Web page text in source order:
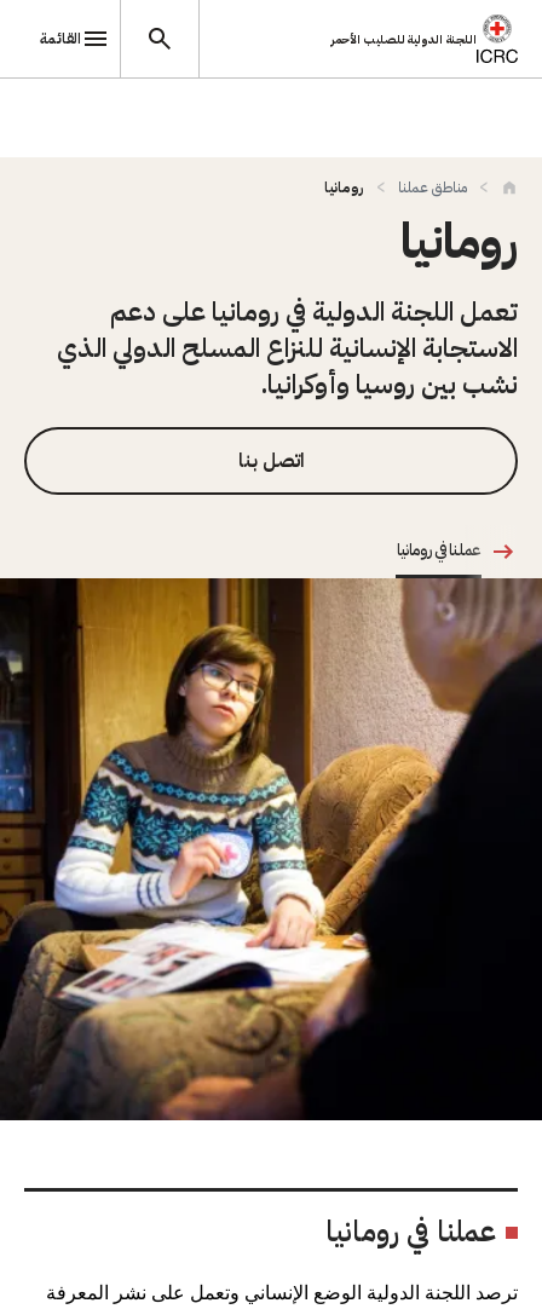
تجاوز إلى المحتوى الرئيسي
اللجنة الدولية للصليب الأحمر القائمة
مناطق عملنا رومانيا
رومانيا
تعمل اللجنة الدولية في رومانيا على دعم
الاستجابة الإنسانية للنزاع المسلح الدولي الذي
نشب بين روسيا وأوكرانيا.
اتصل بنا
عملنا في رومانيا
عملنا في رومانيا
ترصد اللجنة الدولية الوضع الإنساني وتعمل على نشر المعرفة